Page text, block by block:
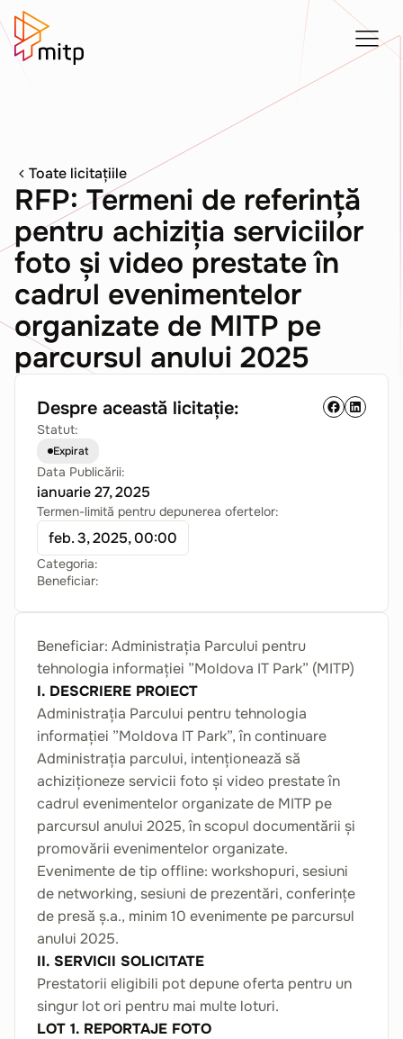
Toate licitațiile
RFP: Termeni de referință
pentru achiziția serviciilor
foto și video prestate în
cadrul evenimentelor
organizate de MITP pe
parcursul anului 2025
Despre această licitație:
Statut:
Expirat
Data Publicării:
ianuarie 27, 2025
Termen-limită pentru depunerea ofertelor:
feb. 3, 2025, 00:00
Categoria:
Beneficiar:
Beneficiar: Administrația Parcului pentru
tehnologia informației ”Moldova IT Park” (MITP)
I. DESCRIERE PROIECT
Administrația Parcului pentru tehnologia
informației ”Moldova IT Park”, în continuare
Administrația parcului, intenționează să
achiziționeze servicii foto și video prestate în
cadrul evenimentelor organizate de MITP pe
parcursul anului 2025, în scopul documentării și
promovării evenimentelor organizate.
Evenimente de tip offline: workshopuri, sesiuni
de networking, sesiuni de prezentări, conferințe
de presă ș.a., minim 10 evenimente pe parcursul
anului 2025.
II. SERVICII SOLICITATE
Prestatorii eligibili pot depune oferta pentru un
singur lot ori pentru mai multe loturi.
LOT 1. REPORTAJE FOTO